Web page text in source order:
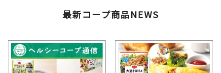
最新コープ商品NEWS